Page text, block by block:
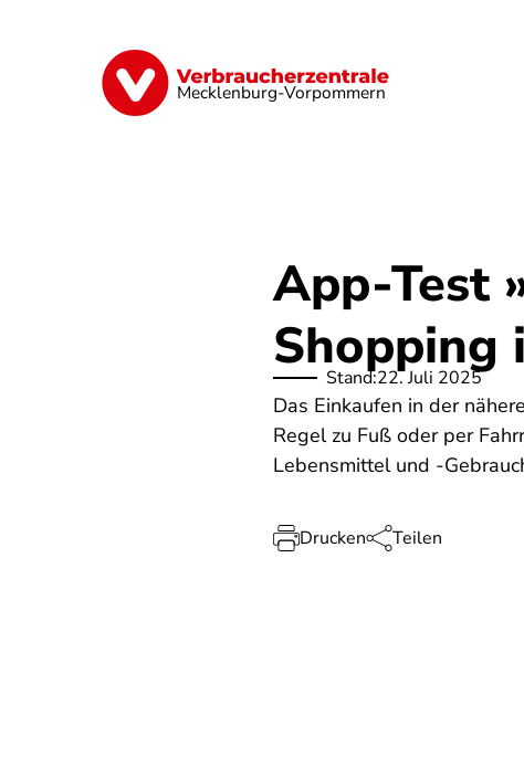
Mecklenburg-Vorpommern
Finanzen Digitales Lebensmittel
App-Test
Shopping
Stand:22. Juli 2025
Das Einkaufen in der
Regel zu Fuß oder per
Lebensmittel und -
Drucken Teilen